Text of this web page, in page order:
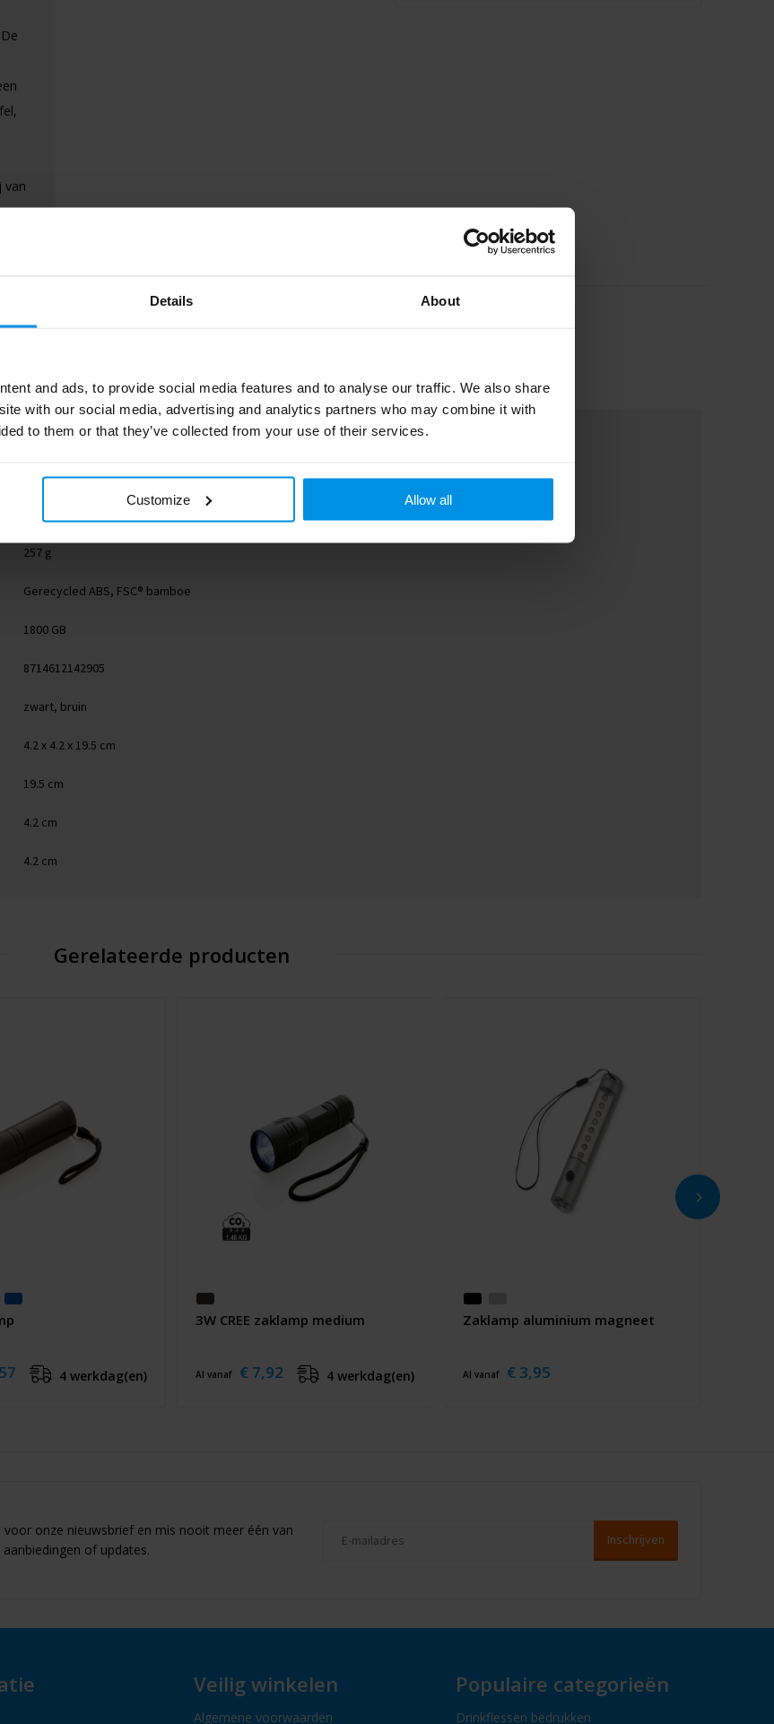
Details About
and ads, to provide social media features and to analyse our traffic. We also share
with our social media, advertising and analytics partners who may combine it with
to them or that they’ve collected from your use of their services.
Customize Allow all
van
P513.791
257 g
Gerecycled ABS, FSC® bamboe
1800 GB
8714612142905
zwart, bruin
4.2 x 4.2 x 19.5 cm
19.5 cm
4.2 cm
4.2 cm
Gerelateerde producten
4 werkdag(en)
3W CREE zaklamp medium
Al vanaf € 7,92 4 werkdag(en)
Zaklamp aluminium magneet
Al vanaf € 3,95
voor onze nieuwsbrief en mis nooit meer één van
of updates.
Veilig winkelen
Algemene voorwaarden
Populaire categorieën
Drinkflessen bedrukken